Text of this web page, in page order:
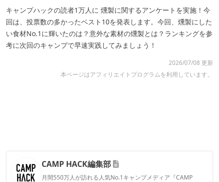
キャンプハックの読者1万人に 燻製に関するアンケートを実施！今
回は、投票数の多かったベスト10を発表します。今回、燻製にした
い食材No.1に輝いたのは？意外な素材の燻製とは？ランキングを参
考に次回のキャンプで早速実践してみましょう！
2026/07/08 更新
本ページはアフィリエイトプログラムを利用しています。
CAMP HACK編集部
月間550万人が訪れる人気No.1キャンプメディア『CAMP